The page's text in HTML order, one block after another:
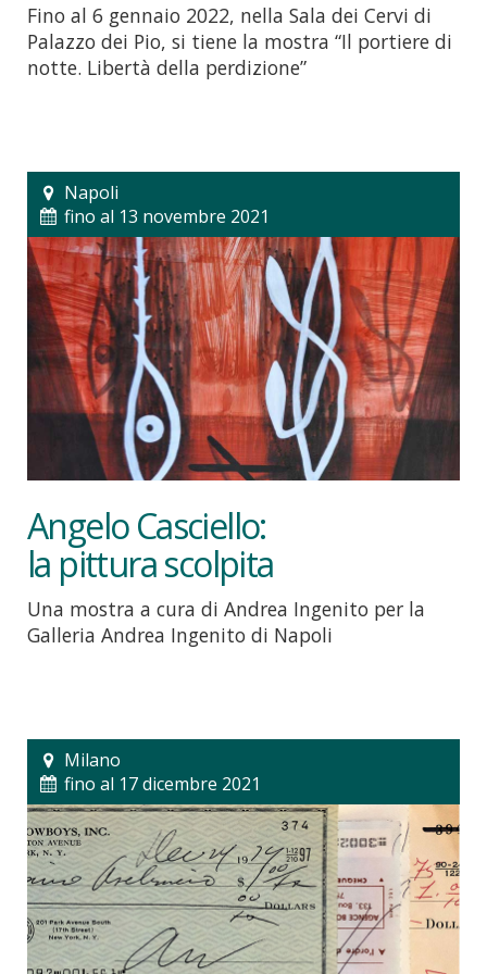
Fino al 6 gennaio 2022, nella Sala dei Cervi di
Palazzo dei Pio, si tiene la mostra “Il portiere di
notte. Libertà della perdizione”
Napoli
fino al 13 novembre 2021
Angelo Casciello:
la pittura scolpita
Una mostra a cura di Andrea Ingenito per la
Galleria Andrea Ingenito di Napoli
Milano
fino al 17 dicembre 2021